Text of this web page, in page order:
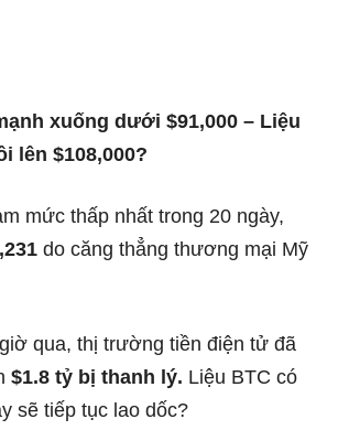
xuống dưới $91,000 – Liệu
lên $108,000?
mức thấp nhất trong 20 ngày,
do căng thẳng thương mại Mỹ
qua, thị trường tiền điện tử đã
$1.8 tỷ bị thanh lý. Liệu BTC có
sẽ tiếp tục lao dốc?